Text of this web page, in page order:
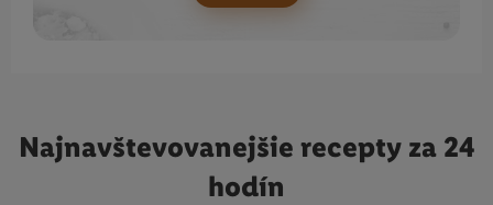
Najnavštevovanejšie recepty za 24
hodín